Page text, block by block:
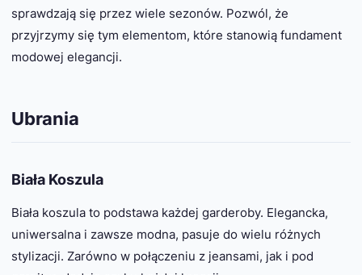
sprawdzają się przez wiele sezonów. Pozwól, że
przyjrzymy się tym elementom, które stanowią fundament
modowej elegancji.
Ubrania
Biała Koszula
Biała koszula to podstawa każdej garderoby. Elegancka,
uniwersalna i zawsze modna, pasuje do wielu różnych
stylizacji. Zarówno w połączeniu z jeansami, jak i pod